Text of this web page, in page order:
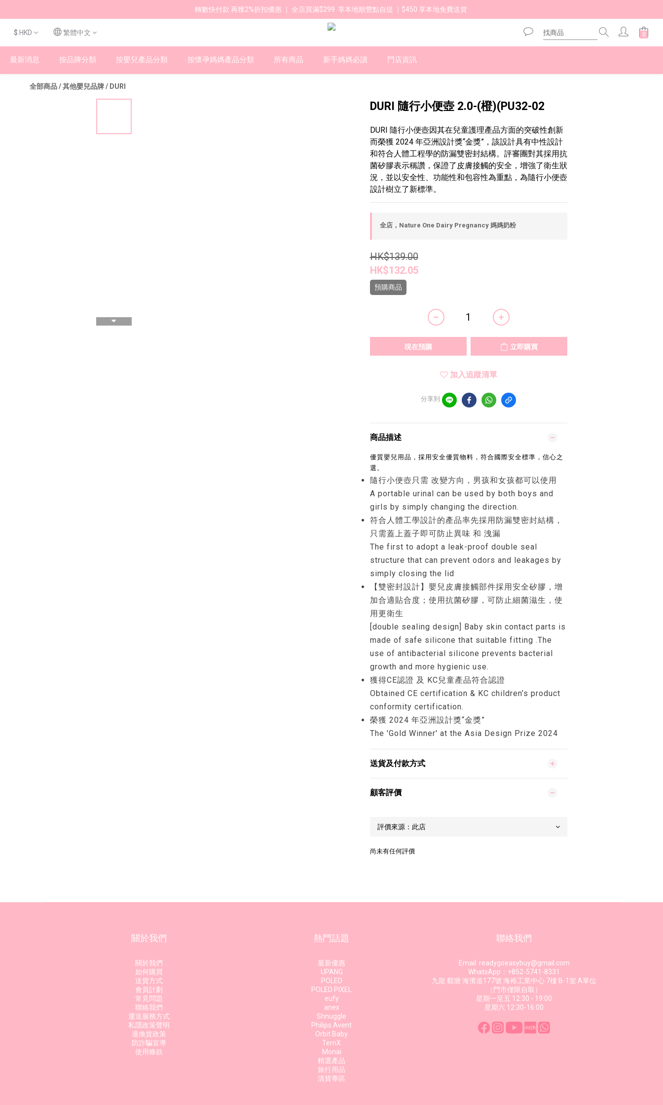
轉數快付款 再獲2%折扣優惠 ｜ 全店買滿$299  享本地順豐點自提 ｜$450 享本地免費送貨
$ HKD 繁體中文
最新消息 按品牌分類 按嬰兒產品分類 按懷孕媽媽產品分類 所有商品 新手媽媽必讀 門店資訊
全部商品/其他嬰兒品牌/ DURI
DURI 隨行小便壺 2.0-(橙)(PU32-02
DURI 隨行小便壺因其在兒童護理產品方面的突破性創新
而榮獲 2024 年亞洲設計獎“金獎”，該設計具有中性設計
和符合人體工程學的防漏雙密封結構。評審團對其採用抗
菌矽膠表示稱讚，保證了皮膚接觸的安全，增強了衛生狀
況，並以安全性、功能性和包容性為重點，為隨行小便壺
設計樹立了新標準。
全店，Nature One Dairy Pregnancy 媽媽奶粉
HK$139.00
HK$132.05
預購商品
現在預購 立即購買
加入追蹤清單
分享到
商品描述
優質嬰兒用品，採用安全優質物料，符合國際安全標準，信心之
選。
隨行小便壺只需 改變方向，男孩和女孩都可以使用
A portable urinal can be used by both boys and
girls by simply changing the direction.
符合人體工學設計的產品率先採用防漏雙密封結構，
只需蓋上蓋子即可防止異味 和 洩漏
The first to adopt a leak-proof double seal
structure that can prevent odors and leakages by
simply closing the lid
【雙密封設計】嬰兒皮膚接觸部件採用安全矽膠，增
加合適貼合度；使用抗菌矽膠，可防止細菌滋生，使
用更衛生
[double sealing design] Baby skin contact parts is
made of safe silicone that suitable fitting .The
use of antibacterial silicone prevents bacterial
growth and more hygienic use.
獲得CE認證 及 KC兒童產品符合認證
Obtained CE certification & KC children’s product
conformity certification.
榮獲 2024 年亞洲設計獎“金獎”
The 'Gold Winner' at the Asia Design Prize 2024
送貨及付款方式
顧客評價
尚未有任何評價
關於我們
關於我們
如何購買
送貨方式
會員計劃
常見問題
聯絡我們
運送服務方式
私隱政策聲明
退換貨政策
防詐騙宣導
使用條款
熱門話題
最新優惠
UPANG
POLED
POLED PIXEL
eufy
anex
Shnuggle
Philips Avent
Orbit Baby
TernX
Monai
精選產品
旅行用品
清貨專區
聯絡我們
Email: readygoeasybuy@gmail.com
WhatsApp：+852-5741-8331
九龍 觀塘 海濱道177號 海裕工業中心 7樓 B-1室 A單位
（門市僅限自取）
星期一至五 12:30 - 19:00
星期六 12:30-16:00